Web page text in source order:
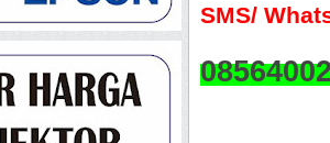
SMS/